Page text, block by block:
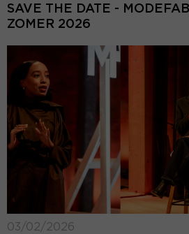
SAVE THE DATE -
ZOMER 2026
03/02/2026